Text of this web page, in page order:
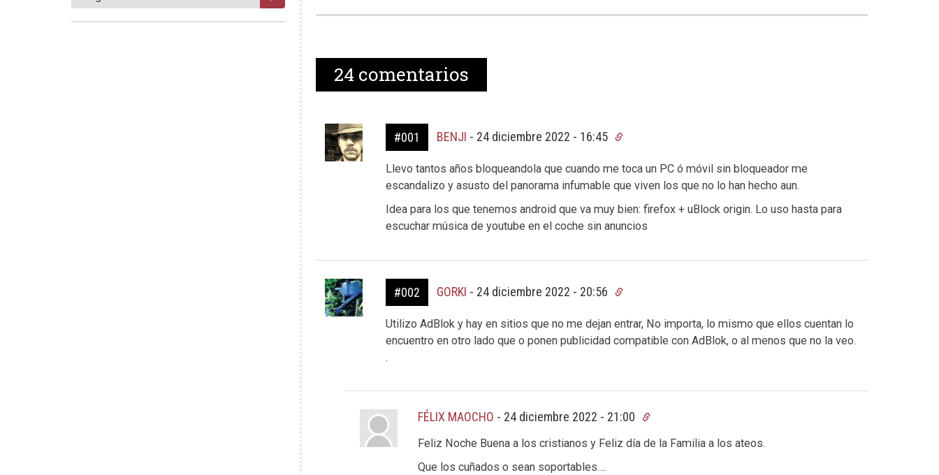
24 comentarios
#001 BENJI - 24 diciembre 2022 - 16:45
Llevo tantos años bloqueandola que cuando me toca un PC ó móvil sin bloqueador me
escandalizo y asusto del panorama infumable que viven los que no lo han hecho aun.
Idea para los que tenemos android que va muy bien: firefox + uBlock origin. Lo uso hasta para
escuchar música de youtube en el coche sin anuncios
#002 GORKI - 24 diciembre 2022 - 20:56
Utilizo AdBlok y hay en sitios que no me dejan entrar, No importa, lo mismo que ellos cuentan lo
encuentro en otro lado que o ponen publicidad compatible con AdBlok, o al menos que no la veo.
.
FÉLIX MAOCHO - 24 diciembre 2022 - 21:00
Feliz Noche Buena a los cristianos y Feliz día de la Familia a los ateos.
Que los cuñados o sean soportables….